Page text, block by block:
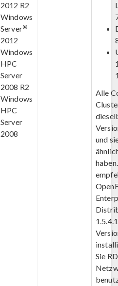
2012 R2
Windows
Server®
2012
Windows
HPC
Server
2008 R2
Windows
HPC
Server
2008
Alle
und
Sie